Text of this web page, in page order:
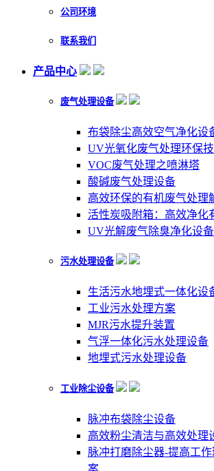
公司环境
联系我们
产品中心
废气处理设备
布袋除尘高效空气净化设
UV光氧化废气处理环保
VOC废气处理之喷淋塔
酸碱废气处理设备
高效环保的有机废气处理
活性炭吸附箱：高效净化
UV光解废气除臭净化设备
污水处理设备
生活污水地埋式一体化设
工业污水处理方案
MJR污水提升装置
气浮一体化污水处理设备
地埋式污水处理设备
工业除尘设备
脉冲布袋除尘设备
高效粉尘清洁与高效处理
脉冲打磨除尘器-提高工
案